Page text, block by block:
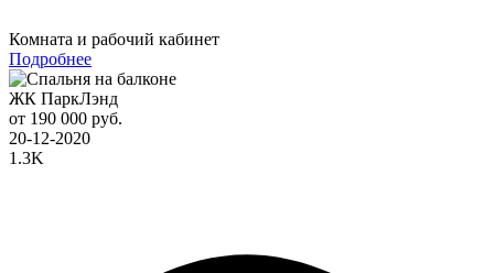
Комната и рабочий кабинет
Подробнее
ЖК ПаркЛэнд
от 190 000 руб.
20-12-2020
1.3K